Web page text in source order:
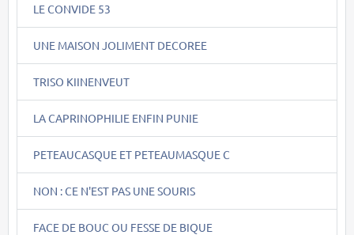
LE CONVIDE 53
UNE MAISON JOLIMENT DECOREE
TRISO KIINENVEUT
LA CAPRINOPHILIE ENFIN PUNIE
PETEAUCASQUE ET PETEAUMASQUE C
NON : CE N'EST PAS UNE SOURIS
FACE DE BOUC OU FESSE DE BIQUE